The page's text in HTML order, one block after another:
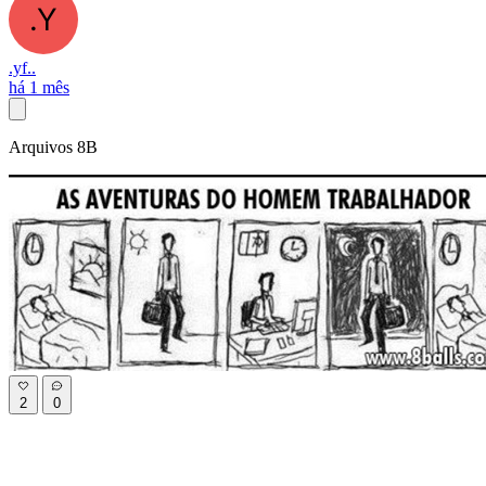
.yf..
há 1 mês
Arquivos 8B
2 0